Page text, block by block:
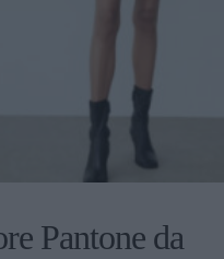
Pantone da